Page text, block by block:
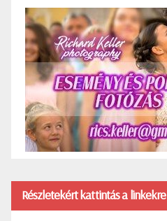
Részletekért kattintás a linkekre